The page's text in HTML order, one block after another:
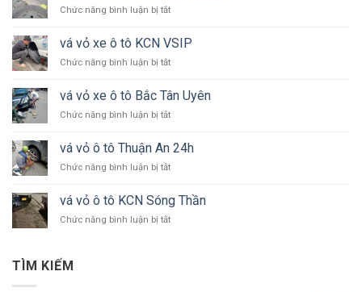
Chức năng bình luận bị tắtở
vỏ
xe
ô
24h
Dương
vá vỏ xe ô tô KCN VSIP
Chức năng bình luận bị tắtở
vỏ
xe
ô
KCN
vá vỏ xe ô tô Bắc Tân Uyên
Chức năng bình luận bị tắtở
vỏ
xe
ô
Bắc
Tân
Uyên
vá vỏ ô tô Thuận An 24h
Chức năng bình luận bị tắtở
ô
tô
vá vỏ ô tô KCN Sóng Thần
Chức năng bình luận bị tắtở
TÌM KIẾM